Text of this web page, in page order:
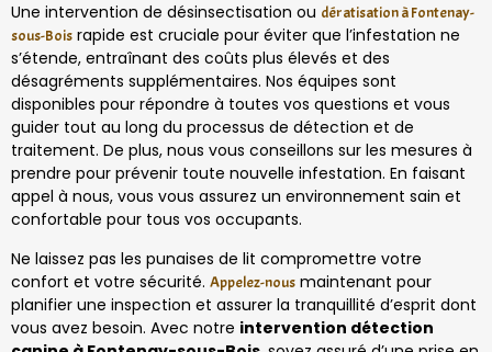
Une intervention de désinsectisation ou dératisation à Fontenay-
sous-Bois rapide est cruciale pour éviter que l’infestation ne
s’étende, entraînant des coûts plus élevés et des
désagréments supplémentaires. Nos équipes sont
disponibles pour répondre à toutes vos questions et vous
guider tout au long du processus de détection et de
traitement. De plus, nous vous conseillons sur les mesures à
prendre pour prévenir toute nouvelle infestation. En faisant
appel à nous, vous vous assurez un environnement sain et
confortable pour tous vos occupants.
Ne laissez pas les punaises de lit compromettre votre
confort et votre sécurité. Appelez-nous maintenant pour
planifier une inspection et assurer la tranquillité d’esprit dont
vous avez besoin. Avec notre intervention détection